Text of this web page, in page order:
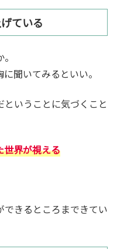
ている
聞いてみるといい。
いうことに気づくこと
世界が視える
きるところまできてい